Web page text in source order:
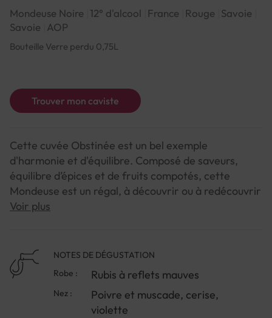
Mondeuse Noire 12° d'alcool France Rouge Savoie
Savoie AOP
Bouteille Verre perdu 0,75L
Trouver mon caviste
Cette cuvée Obstinée est un bel exemple
d'harmonie et d'équilibre. Composé de saveurs,
équilibre d’épices et de fruits compotés, cette
Mondeuse est un régal, à découvrir ou à redécouvrir
!
Nez : Poivre et muscade, cerise, violette
Bouche : Fraîche, légère, épicée (framboise poivrée)
Voir plus
NOTES DE DÉGUSTATION
Robe :
Rubis à reflets mauves
Nez :
Poivre et muscade, cerise,
violette